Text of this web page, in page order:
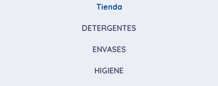
Tienda
DETERGENTES
ENVASES
HIGIENE